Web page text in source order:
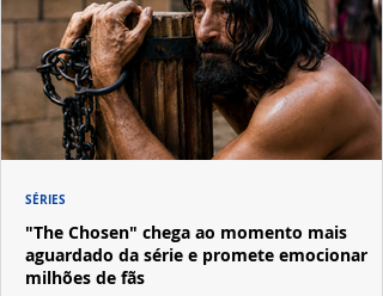
"The Chosen" chega ao momento mais
aguardado da série e promete emocionar
milhões de fãs
SÉRIES